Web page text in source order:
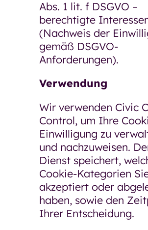
Abs. 1 lit. f DSGVO –
berechtigte
(Nachweis der
gemäß DSGVO-
Anforderungen).
Verwendung
Wir verwenden Civic
Control, um Ihre
Einwilligung zu
und nachzuweisen.
Dienst speichert,
Cookie-Kategorien
akzeptiert oder
haben, sowie den
Ihrer Entscheidung.